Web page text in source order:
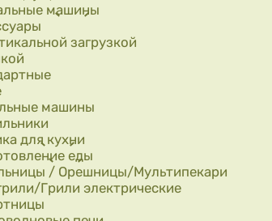
машины
загрузкой
машины
для кухни
еды
/ Орешницы/Мультипекари
Грили электрические